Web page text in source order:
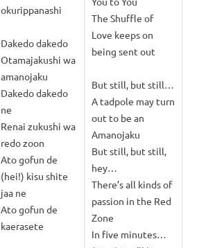
okurippanashi
Dakedo dakedo
Otamajakushi wa
amanojaku
Dakedo dakedo
ne
Renai zukushi wa
redo zoon
Ato gofun de
(hei!) kisu shite
jaa ne
Ato gofun de
kaerasete
The Shuffle of
Love keeps on
being sent out
But still, but still…
A tadpole may turn
out to be an
Amanojaku
But still, but still,
hey…
There’s all kinds of
passion in the Red
Zone
In five minutes…